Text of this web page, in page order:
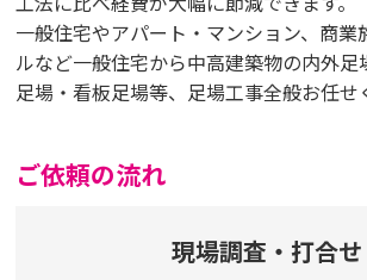
一般住宅やアパート・マンション、商業
ルなど一般住宅から中高建築物の内外
足場・看板足場等、足場工事全般お任せ
ご依頼の流れ
現場調査・打合せ